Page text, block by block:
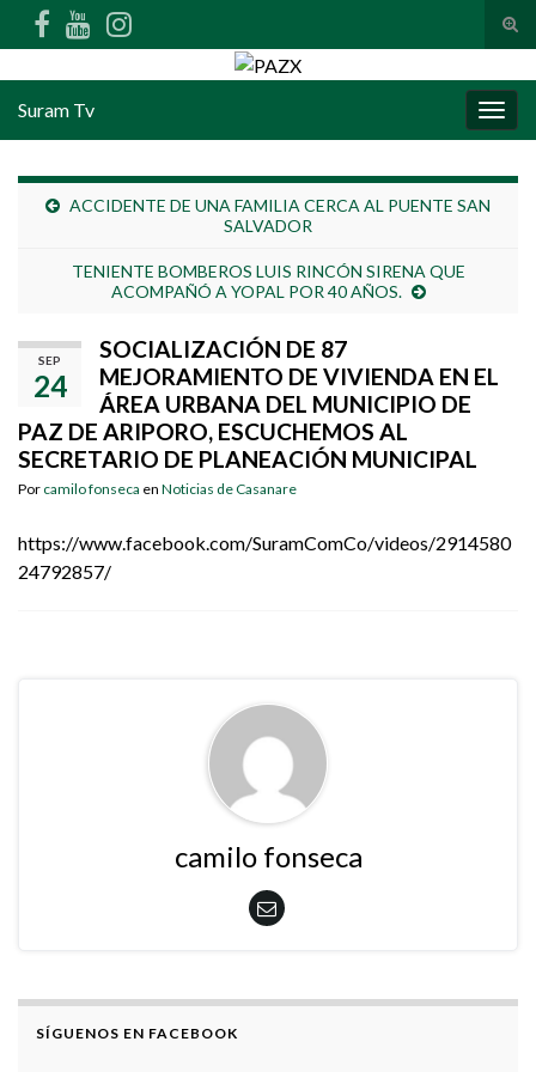
Suram Tv
ACCIDENTE DE UNA FAMILIA CERCA AL PUENTE SAN
SALVADOR
TENIENTE BOMBEROS LUIS RINCÓN SIRENA QUE
ACOMPAÑÓ A YOPAL POR 40 AÑOS.
SEP
24
SOCIALIZACIÓN DE 87
MEJORAMIENTO DE VIVIENDA EN EL
ÁREA URBANA DEL MUNICIPIO DE
PAZ DE ARIPORO, ESCUCHEMOS AL
SECRETARIO DE PLANEACIÓN MUNICIPAL
Por camilo fonseca en Noticias de Casanare
https://www.facebook.com/SuramComCo/videos/2914580
24792857/
camilo fonseca
SÍGUENOS EN FACEBOOK